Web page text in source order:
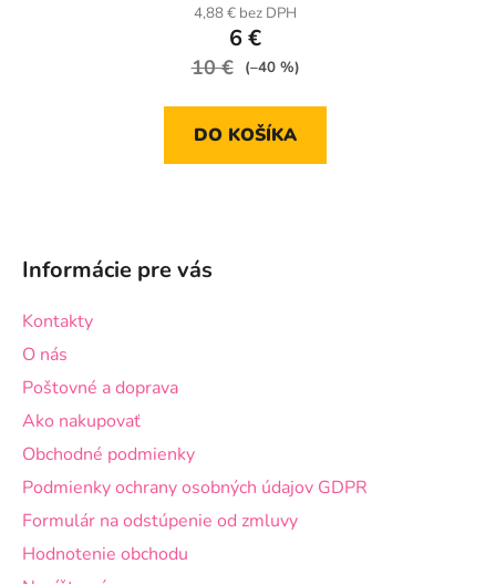
4,88 € bez DPH
6 €
10 € (–40 %)
DO KOŠÍKA
Informácie pre vás
Kontakty
O nás
Poštovné a doprava
Ako nakupovať
Obchodné podmienky
Podmienky ochrany osobných údajov GDPR
Formulár na odstúpenie od zmluvy
Hodnotenie obchodu